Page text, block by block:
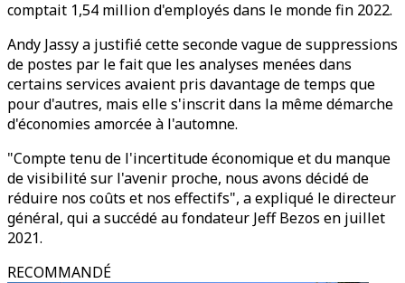
comptait 1,54 million d'employés dans le monde fin 2022.
Andy Jassy a justifié cette seconde vague de suppressions
de postes par le fait que les analyses menées dans
certains services avaient pris davantage de temps que
pour d'autres, mais elle s'inscrit dans la même démarche
d'économies amorcée à l'automne.
"Compte tenu de l'incertitude économique et du manque
de visibilité sur l'avenir proche, nous avons décidé de
réduire nos coûts et nos effectifs", a expliqué le directeur
général, qui a succédé au fondateur Jeff Bezos en juillet
2021.
RECOMMANDÉ